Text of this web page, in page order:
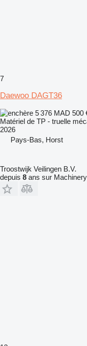
7
Daewoo DAGT36
5 376 MAD 500
Matériel de TP - truelle
2026
Pays-Bas, Horst
Troostwijk Veilingen B.V.
depuis 8 ans sur